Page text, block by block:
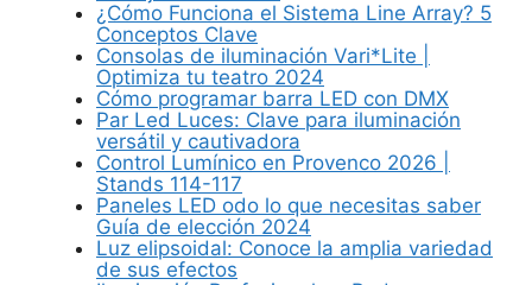
¿Cómo Funciona el Sistema Line Array? 5
Conceptos Clave
Consolas de iluminación Vari*Lite |
Optimiza tu teatro 2024
Cómo programar barra LED con DMX
Par Led Luces: Clave para iluminación
versátil y cautivadora
Control Lumínico en Provenco 2026 |
Stands 114-117
Paneles LED odo lo que necesitas saber
Guía de elección 2024
Luz elipsoidal: Conoce la amplia variedad
de sus efectos